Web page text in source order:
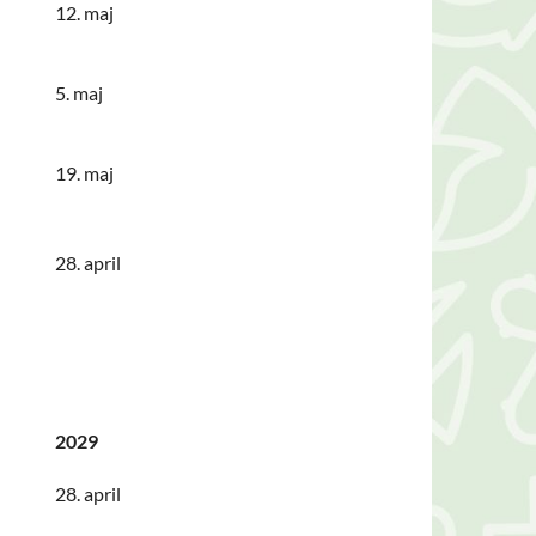
12. maj
5. maj
19. maj
28. april
2029
28. april